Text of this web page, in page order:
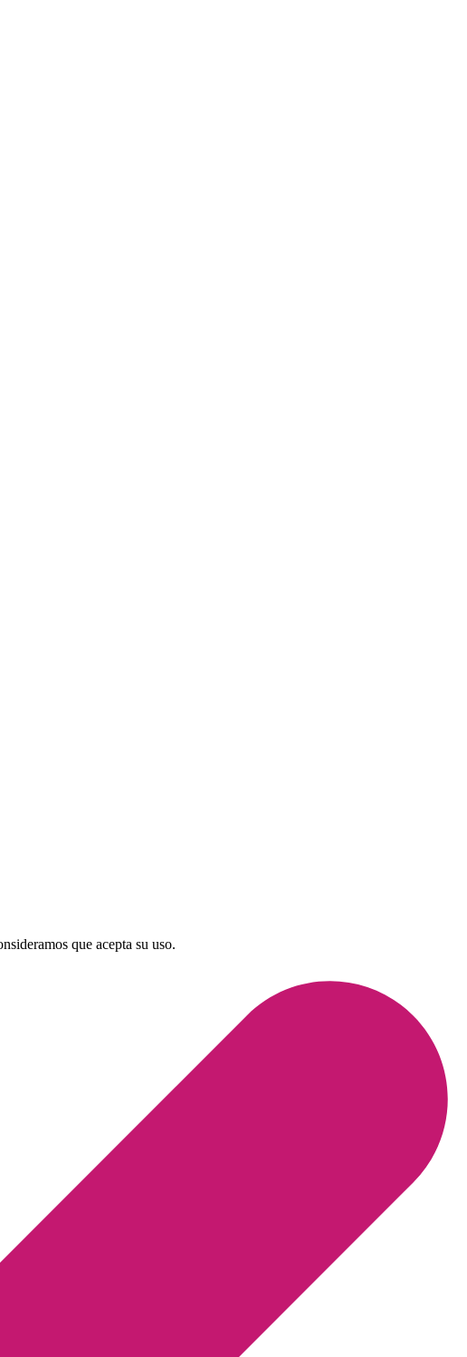
que acepta su uso.